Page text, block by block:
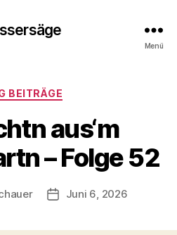
Menü
Kategorien
BEITRÄGE
aus‘m
– Folge 52
Beitragsdatum
Juni 6, 2026